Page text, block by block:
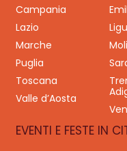
Campania
Lazio
Marche
Puglia
Toscana
Valle d’Aosta
EVENTI E FESTE IN